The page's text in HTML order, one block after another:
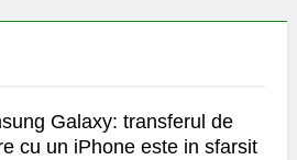
Galaxy: transferul de
cu un iPhone este in sfarsit